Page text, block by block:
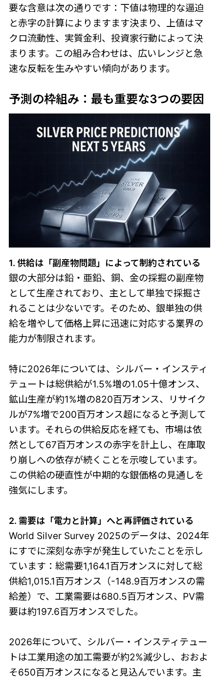
要な含意は次の通りです：下値は物理的な逼迫
と赤字の計算によりますます決まり、上値はマ
クロ流動性、実質金利、投資家行動によって決
まります。この組み合わせは、広いレンジと急
速な反転を生みやすい傾向があります。
予測の枠組み：最も重要な3つの要因
1. 供給は「副産物問題」によって制約されている
銀の大部分は鉛・亜鉛、銅、金の採掘の副産物
として生産されており、主として単独で採掘さ
れることは少ないです。そのため、銀単独の供
給を増やして価格上昇に迅速に対応する業界の
能力が制限されます。
特に2026年については、シルバー・インスティ
テュートは総供給が1.5%増の1.05十億オンス、
鉱山生産が約1%増の820百万オンス、リサイク
ルが7%増で200百万オンス超になると予測して
います。それらの供給反応を経ても、市場は依
然として67百万オンスの赤字を計上し、在庫取
り崩しへの依存が続くことを示唆しています。
この供給の硬直性が中期的な銀価格の見通しを
強気にします。
2. 需要は「電力と計算」へと再評価されている
World Silver Survey 2025のデータは、2024年
にすでに深刻な赤字が発生していたことを示し
ています：総需要1,164.1百万オンスに対して総
供給1,015.1百万オンス（-148.9百万オンスの需
給差）で、工業需要は680.5百万オンス、PV需
要は約197.6百万オンスでした。
2026年について、シルバー・インスティテュー
トは工業用途の加工需要が約2%減少し、おおよ
そ650百万オンスになると見込んでいます。主